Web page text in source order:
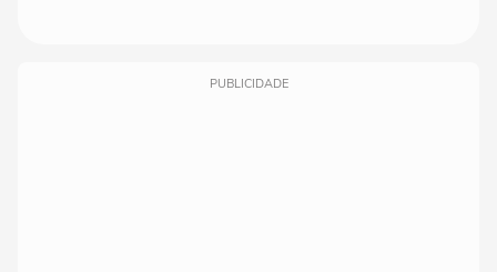
PUBLICIDADE